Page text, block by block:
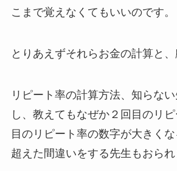
こまで覚えなくてもいいのです。
とりあえずそれらお金の計算と、
リピート率の計算方法、知らな
し、教えてもなぜか２回目のリ
目のリピート率の数字が大きく
超えた間違いをする先生もおられ